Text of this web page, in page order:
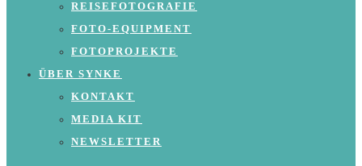
REISEFOTOGRAFIE
FOTO-EQUIPMENT
FOTOPROJEKTE
ÜBER SYNKE
KONTAKT
MEDIA KIT
NEWSLETTER